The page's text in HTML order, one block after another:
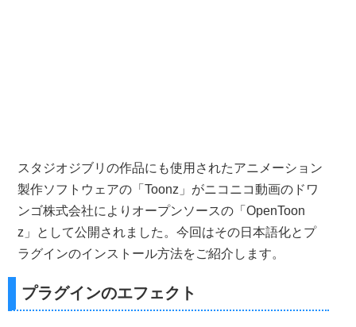
スタジオジブリの作品にも使用されたアニメーション
製作ソフトウェアの「Toonz」がニコニコ動画のドワ
ンゴ株式会社によりオープンソースの「OpenToon
z」として公開されました。今回はその日本語化とプ
ラグインのインストール方法をご紹介します。
プラグインのエフェクト